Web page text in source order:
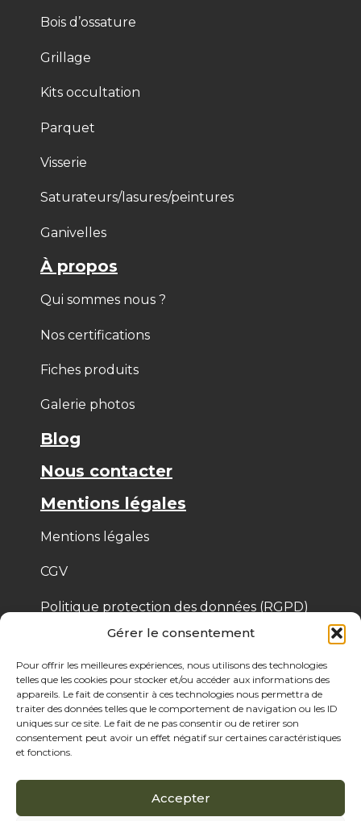
Gérer le consentement
Pour offrir les meilleures expériences, nous utilisons des technologies
telles que les cookies pour stocker et/ou accéder aux informations des
appareils. Le fait de consentir à ces technologies nous permettra de
traiter des données telles que le comportement de navigation ou les ID
uniques sur ce site. Le fait de ne pas consentir ou de retirer son
consentement peut avoir un effet négatif sur certaines caractéristiques
et fonctions.
Accepter
Bois d’ossature
Grillage
Kits occultation
Parquet
Visserie
Saturateurs/lasures/peintures
Ganivelles
À propos
Qui sommes nous ?
Nos certifications
Fiches produits
Galerie photos
Blog
Nous contacter
Mentions légales
Mentions légales
CGV
Politique protection des données (RGPD)
Politique de cookies
© 2025 Bois de Pologne – Créé par Cassandre
Thibaut